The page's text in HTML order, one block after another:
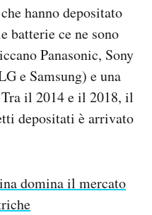
hanno depositato
batterie ce ne sono
Panasonic, Sony
e Samsung) e una
Tra il 2014 e il 2018, il
depositati è arrivato
domina il mercato